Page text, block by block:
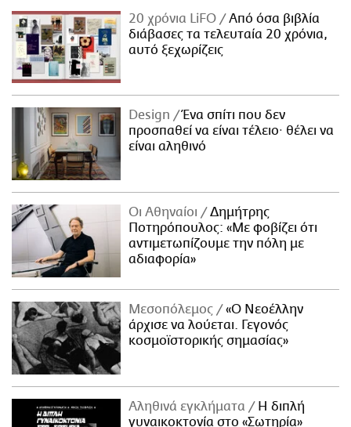
20 χρόνια LiFO
Από όσα βιβλία
διάβασες τα τελευταία 20 χρόνια,
αυτό ξεχωρίζεις
Design
Ένα σπίτι που δεν
προσπαθεί να είναι τέλειο· θέλει να
είναι αληθινό
Οι Αθηναίοι
Δημήτρης
Ποτηρόπουλος: «Με φοβίζει ότι
αντιμετωπίζουμε την πόλη με
αδιαφορία»
Μεσοπόλεμος
«Ο Νεοέλλην
άρχισε να λούεται. Γεγονός
κοσμοϊστορικής σημασίας»
Αληθινά εγκλήματα
Η διπλή
γυναικοκτονία στο «Σωτηρία»